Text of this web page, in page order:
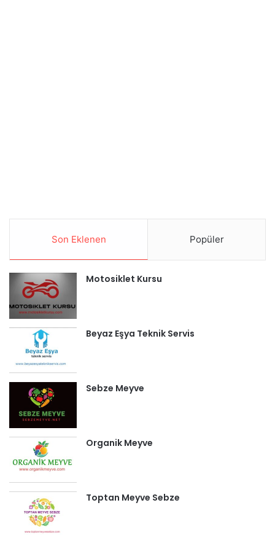
Son Eklenen Popüler
Motosiklet Kursu
Beyaz Eşya Teknik Servis
Sebze Meyve
Organik Meyve
Toptan Meyve Sebze